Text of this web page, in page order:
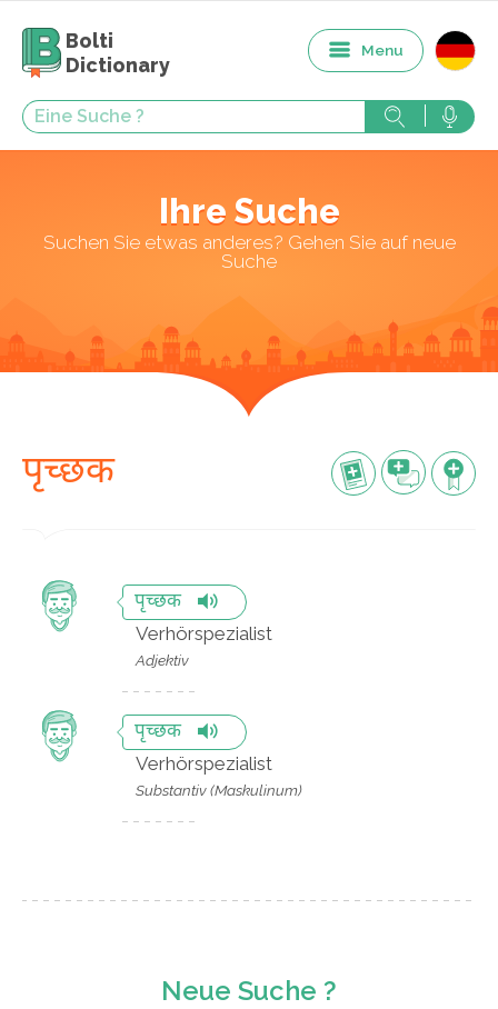
Bolti
Dictionary
Menu
Ihre Suche
Suchen Sie etwas anderes? Gehen Sie auf neue
Suche
पृच्छक
पृच्छक
Verhörspezialist
Adjektiv
पृच्छक
Verhörspezialist
Substantiv (Maskulinum)
Neue Suche ?